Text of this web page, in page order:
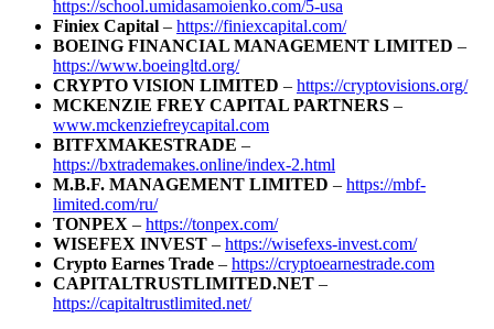
https://school.umidasamoienko.com/5-usa
Finiex Capital – https://finiexcapital.com/
BOEING FINANCIAL MANAGEMENT LIMITED –
https://www.boeingltd.org/
CRYPTO VISION LIMITED – https://cryptovisions.org/
MCKENZIE FREY CAPITAL PARTNERS –
www.mckenziefreycapital.com
BITFXMAKESTRADE –
https://bxtrademakes.online/index-2.html
M.B.F. MANAGEMENT LIMITED – https://mbf-
limited.com/ru/
TONPEX – https://tonpex.com/
WISEFEX INVEST – https://wisefexs-invest.com/
Crypto Earnes Trade – https://cryptoearnestrade.com
CAPITALTRUSTLIMITED.NET –
https://capitaltrustlimited.net/